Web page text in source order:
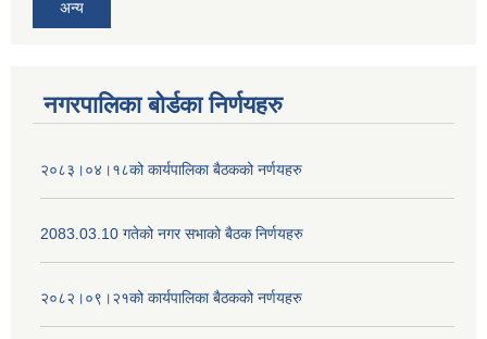
अन्य
नगरपालिका बोर्डका निर्णयहरु
२०८३।०४।१८को कार्यपालिका बैठकको नर्णयहरु
2083.03.10 गतेको नगर सभाको बैठक निर्णयहरु
२०८२।०९।२१को कार्यपालिका बैठकको नर्णयहरु